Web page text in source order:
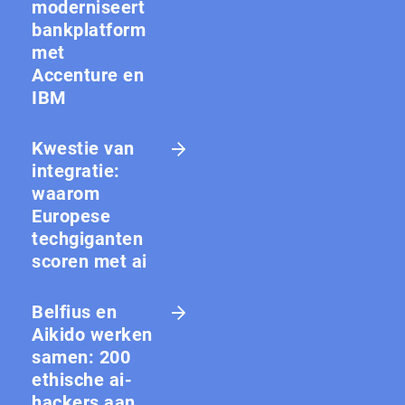
moderniseert
bankplatform
met
Accenture en
IBM
Kwestie van
integratie:
waarom
Europese
techgiganten
scoren met ai
Belfius en
Aikido werken
samen: 200
ethische ai-